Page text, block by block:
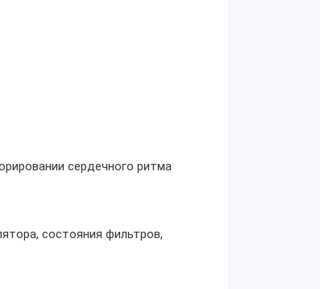
сердечного ритма
состояния фильтров,